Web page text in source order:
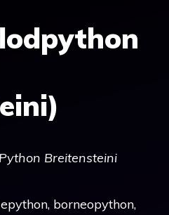
Python Breitensteini
borneopython,